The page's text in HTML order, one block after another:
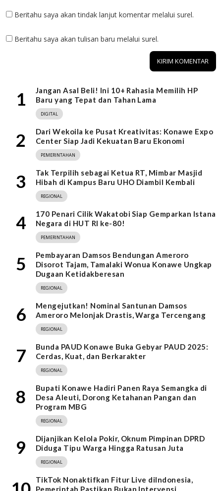
Beritahu saya akan tindak lanjut komentar melalui surel.
Beritahu saya akan tulisan baru melalui surel.
1
Jangan Asal Beli! Ini 10+ Rahasia Memilih HP
Baru yang Tepat dan Tahan Lama
DIGITAL
2
Dari Wekoila ke Pusat Kreativitas: Konawe Expo
Center Siap Jadi Kekuatan Baru Ekonomi
PEMERINTAHAN
3
Tak Terpilih sebagai Ketua RT, Mimbar Masjid
Hibah di Kampus Baru UHO Diambil Kembali
REGIONAL
4
170 Penari Cilik Wakatobi Siap Gemparkan Istana
Negara di HUT RI ke-80!
PEMERINTAHAN
5
Pembayaran Damsos Bendungan Ameroro
Disorot Tajam, Tamalaki Wonua Konawe Ungkap
Dugaan Ketidakberesan
REGIONAL
6
Mengejutkan! Nominal Santunan Damsos
Ameroro Melonjak Drastis, Warga Tercengang
REGIONAL
7
Bunda PAUD Konawe Buka Gebyar PAUD 2025:
Cerdas, Kuat, dan Berkarakter
REGIONAL
8
Bupati Konawe Hadiri Panen Raya Semangka di
Desa Aleuti, Dorong Ketahanan Pangan dan
Program MBG
REGIONAL
9
Dijanjikan Kelola Pokir, Oknum Pimpinan DPRD
Diduga Tipu Warga Hingga Ratusan Juta
REGIONAL
TikTok Nonaktifkan Fitur Live diIndonesia,
Pemerintah Pastikan Bukan Intervensi